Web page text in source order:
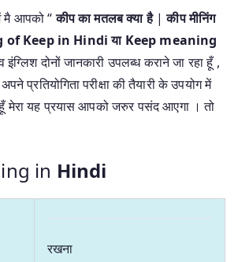
मै आपको “कीप का मतलब क्या है|कीप मीनिंग
of Keep in Hindi या Keep meaning
इंग्लिश दोनों जानकारी उपलब्ध कराने जा रहा हूँ ,
प्रतियोगिता परीक्षा की तैयारी के उपयोग में
मेरा यह प्रयास आपको जरुर पसंद आएगा । तो
in Hindi
रखना